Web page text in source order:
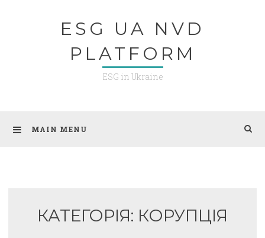
ESG UA NVD
PLATFORM
ESG in Ukraine
MAIN MENU
КАТЕГОРІЯ: КОРУПЦІЯ